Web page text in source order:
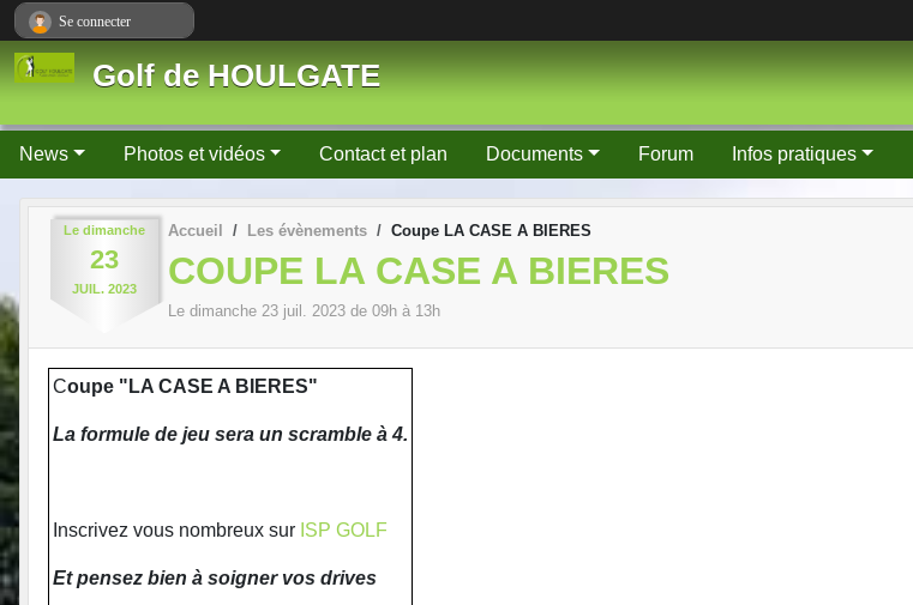
Golf de HOULGATE
News Photos et vidéos Contact et plan Documents Forum Infos pratiques
Le dimanche
23
JUIL. 2023
Accueil Les évènements Coupe LA CASE A BIERES
COUPE LA CASE A BIERES
Le dimanche 23 juil. 2023 de 09h à 13h
Coupe "LA CASE A BIERES"
La formule de jeu sera un scramble à 4.
Inscrivez vous nombreux sur ISP GOLF
Et pensez bien à soigner vos drives
Se connecter
Panneau de gestion des cookies